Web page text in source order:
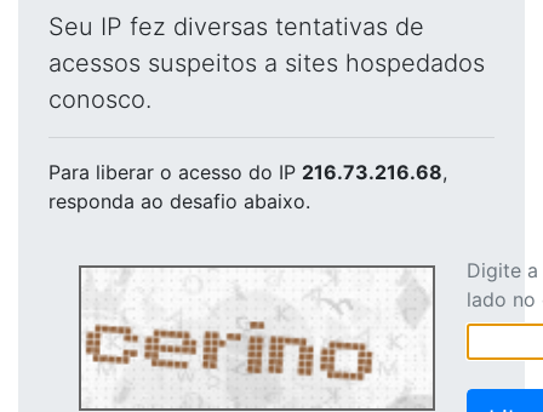
Seu IP fez diversas tentativas de
acessos suspeitos a sites hospedados
conosco.
Para liberar o acesso do IP 216.73.216.68,
responda ao desafio abaixo.
Digite
lado no